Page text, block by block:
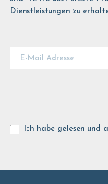
Dienstleistungen zu
Ich habe gelesen und